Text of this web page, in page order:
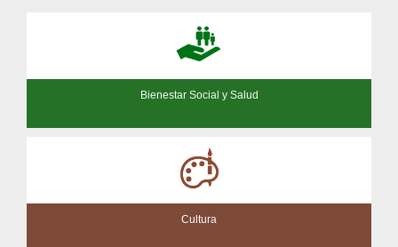
Bienestar Social y Salud
Cultura